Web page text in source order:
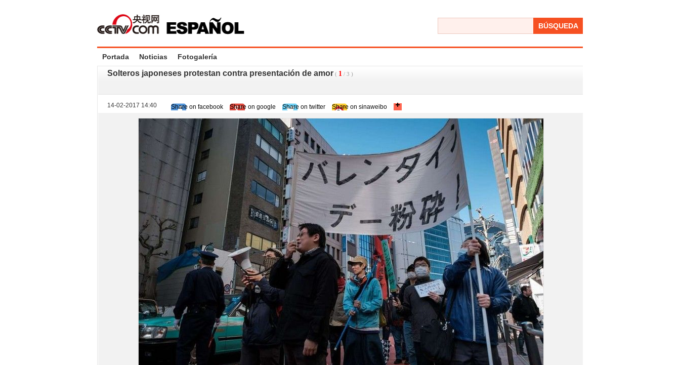
BÚSQUEDA
Portada Noticias Fotogalería
Solteros japoneses protestan contra presentación de amor ( 1 / 3 )
14-02-2017 14:40 Share on facebook Share on google Share on twitter Share on sinaweibo